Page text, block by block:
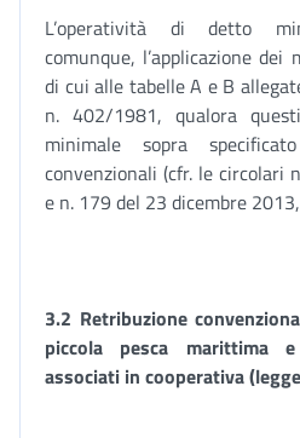
L’operatività di detto
comunque, l’applicazione
di cui alle tabelle A e B
n. 402/1981, qualora
minimale sopra
convenzionali (cfr. le circolari
e n. 179 del 23 dicembre
3.2 Retribuzione
piccola pesca marittima
associati in cooperativa